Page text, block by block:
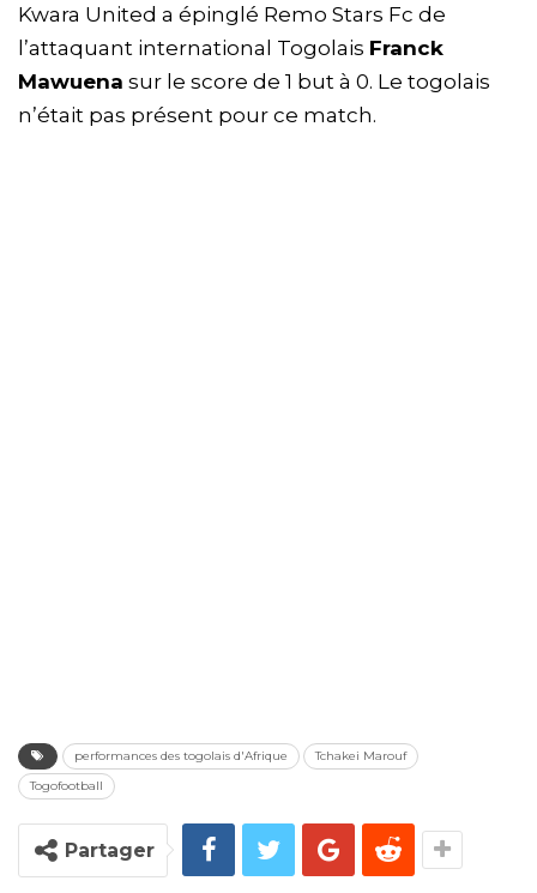
Kwara United a épinglé Remo Stars Fc de
l’attaquant international Togolais Franck
Mawuena sur le score de 1 but à 0. Le togolais
n’était pas présent pour ce match.
performances des togolais d'Afrique
Tchakei Marouf
Togofootball
Partager